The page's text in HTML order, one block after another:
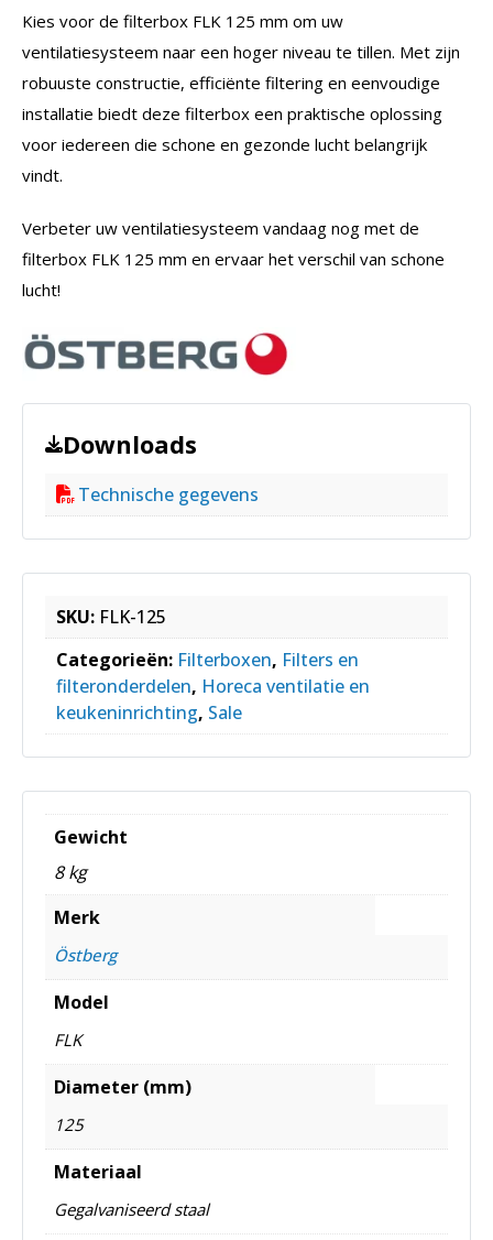
Kies voor de filterbox FLK 125 mm om uw
ventilatiesysteem naar een hoger niveau te tillen. Met zijn
robuuste constructie, efficiënte filtering en eenvoudige
installatie biedt deze filterbox een praktische oplossing
voor iedereen die schone en gezonde lucht belangrijk
vindt.
Verbeter uw ventilatiesysteem vandaag nog met de
filterbox FLK 125 mm en ervaar het verschil van schone
lucht!
Downloads
Technische gegevens
SKU: FLK-125
Categorieën: Filterboxen, Filters en
filteronderdelen, Horeca ventilatie en
keukeninrichting, Sale
Gewicht
8 kg
Merk
Östberg
Model
FLK
Diameter (mm)
125
Materiaal
Gegalvaniseerd staal